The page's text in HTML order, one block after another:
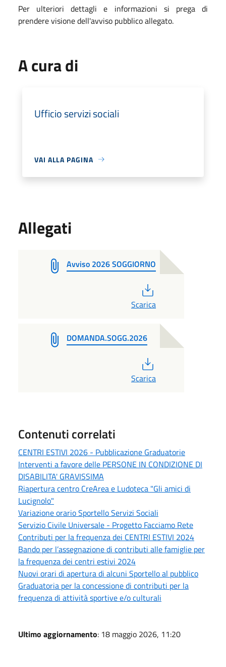
Per ulteriori dettagli e informazioni si prega di
prendere visione dell'avviso pubblico allegato.
A cura di
Ufficio servizi sociali
VAI ALLA PAGINA
Allegati
Avviso 2026 SOGGIORNO
Scarica
DOMANDA.SOGG.2026
Scarica
Contenuti correlati
CENTRI ESTIVI 2026 - Pubblicazione Graduatorie
Interventi a favore delle PERSONE IN CONDIZIONE DI
DISABILITA' GRAVISSIMA
Riapertura centro CreArea e Ludoteca "Gli amici di
Lucignolo"
Variazione orario Sportello Servizi Sociali
Servizio Civile Universale - Progetto Facciamo Rete
Contributi per la frequenza dei CENTRI ESTIVI 2024
Bando per l’assegnazione di contributi alle famiglie per
la frequenza dei centri estivi 2024
Nuovi orari di apertura di alcuni Sportello al pubblico
Graduatoria per la concessione di contributi per la
frequenza di attività sportive e/o culturali
Ultimo aggiornamento: 18 maggio 2026, 11:20